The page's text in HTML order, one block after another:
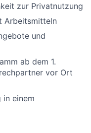
zur Privatnutzung
Arbeitsmitteln
und
ab dem 1.
vor Ort
in einem